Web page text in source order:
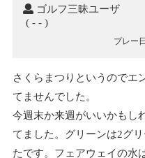
ゴルフ三昧ユーザ
( - - )
プレー
さくらまつりというのでエ
てませんでした。
今週末か来週がいいかもし
てました。グリーンは2グ
たです。フェアウェイの水